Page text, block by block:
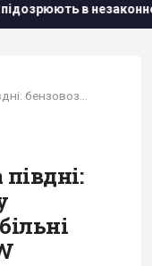
13,9 млн грн: в НАБУ